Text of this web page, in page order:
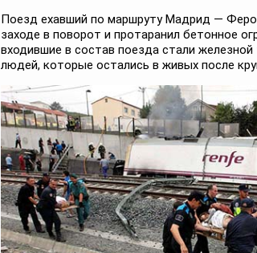
Поезд ехавший по маршруту Мадрид —
заходе в поворот и протаранил бетонное
входившие в состав поезда стали
людей, которые остались в живых после